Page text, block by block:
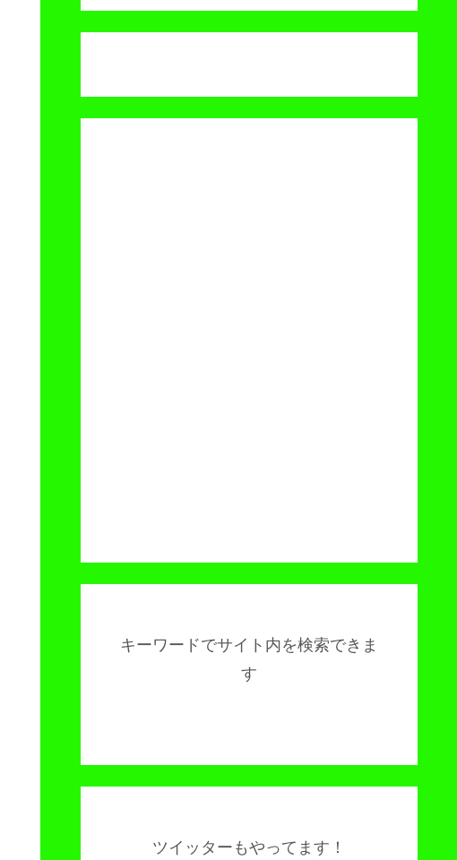
キーワードでサイト内を検索できま
す
ツイッターもやってます！